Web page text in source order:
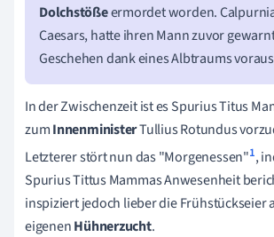
Dolchstößeermordet worden.
Caesars, hatte ihren Mann zuvor
Geschehen dank eines Albtraums
In der Zwischenzeit ist es Spurius Titus
zumInnenministerTullius Rotundus
Letzterer stört nun das "Morgenessen"1,
Spurius Tittus Mammas Anwesenheit
inspiziert jedoch lieber die Frühstückseier
eigenenHühnerzucht.